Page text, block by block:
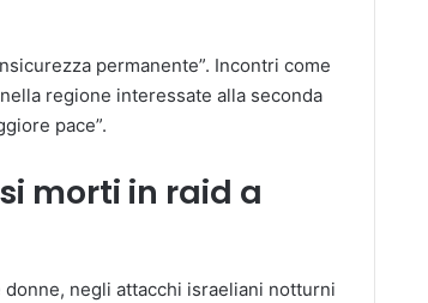
permanente”. Incontri come
regione interessate alla seconda
pace”.
morti in raid a
negli attacchi israeliani notturni